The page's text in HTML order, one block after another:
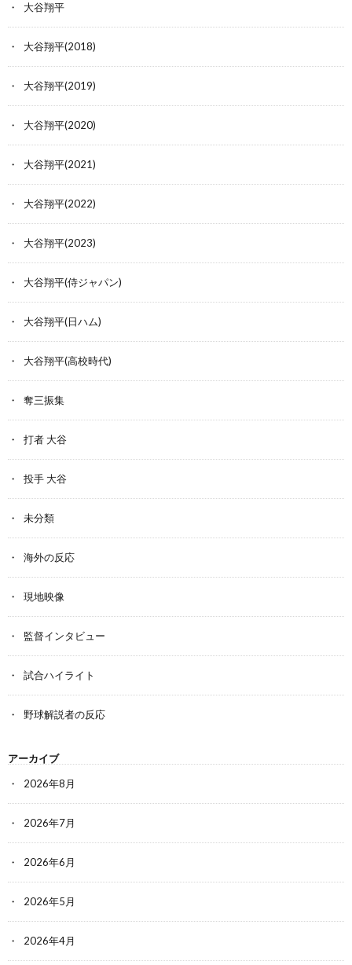
大谷翔平
大谷翔平(2018)
大谷翔平(2019)
大谷翔平(2020)
大谷翔平(2021)
大谷翔平(2022)
大谷翔平(2023)
大谷翔平(侍ジャパン)
大谷翔平(日ハム)
大谷翔平(高校時代)
奪三振集
打者 大谷
投手 大谷
未分類
海外の反応
現地映像
監督インタビュー
試合ハイライト
野球解説者の反応
アーカイブ
2026年8月
2026年7月
2026年6月
2026年5月
2026年4月